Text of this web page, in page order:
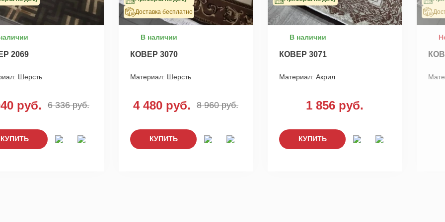
2069
Шерсть
руб. 6 336 руб.
КУПИТЬ
Доставка бесплатно
В наличии
КОВЕР 3070
Материал: Шерсть
4 480 руб. 8 960 руб.
КУПИТЬ
В наличии
КОВЕР 3071
Материал: Акрил
1 856 руб.
КУПИТЬ